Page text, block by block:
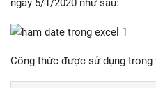
ngày 5/1/2020 như sau:
Công thức được sử dụng trong